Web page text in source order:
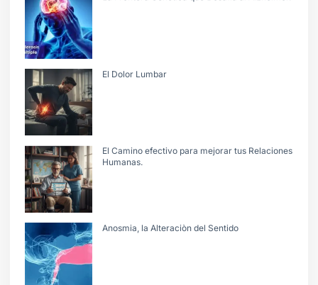
El Dolor Lumbar
El Camino efectivo para mejorar tus Relaciones
Humanas.
Anosmia, la Alteraciòn del Sentido